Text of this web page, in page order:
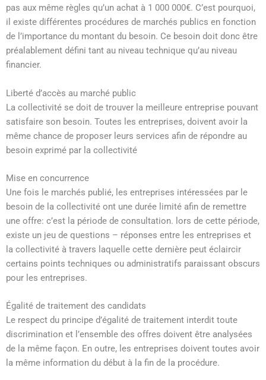
pas aux même règles qu’un achat à 1 000 000€. C’est pourquoi,
il existe différentes procédures de marchés publics en fonction
de l’importance du montant du besoin. Ce besoin doit donc être
préalablement défini tant au niveau technique qu’au niveau
financier.
Liberté d’accès au marché public
La collectivité se doit de trouver la meilleure entreprise pouvant
satisfaire son besoin. Toutes les entreprises, doivent avoir la
même chance de proposer leurs services afin de répondre au
besoin exprimé par la collectivité
Mise en concurrence
Une fois le marchés publié, les entreprises intéressées par le
besoin de la collectivité ont une durée limité afin de remettre
une offre: c’est la période de consultation. lors de cette période,
existe un jeu de questions – réponses entre les entreprises et
la collectivité à travers laquelle cette dernière peut éclaircir
certains points techniques ou administratifs paraissant obscurs
pour les entreprises.
Égalité de traitement des candidats
Le respect du principe d’égalité de traitement interdit toute
discrimination et l’ensemble des offres doivent être analysées
de la même façon. En outre, les entreprises doivent toutes avoir
la même information du début à la fin de la procédure.